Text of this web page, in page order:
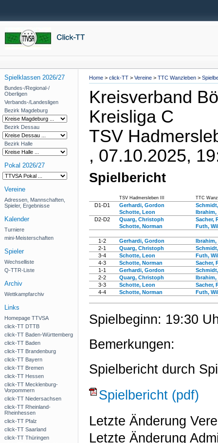
Home > click-TT > Vereine > TTC Wanzleben >
Spielklassen 2026/27
Bundes-/Regional-/
Oberligen
Verbands-/Landesligen
Bezirk Magdeburg
Bezirk Dessau
Bezirk Halle
Pokal 2026/27
Vereine
Adressen, Mannschaften,
Spieler, Ergebnisse
Kalender
Turniere
mini-Meisterschaften
Spieler
Wechselliste
Q-TTR-Liste
Archiv
Wettkampfarchiv
Links
Homepage TTVSA
click-TT DTTB
click-TT Baden-Württemberg
click-TT Baden
click-TT Brandenburg
click-TT Bayern
click-TT Bremen
click-TT Hessen
click-TT Mecklenburg-
Vorpommern
click-TT Niedersachsen
click-TT Rheinland-
Rheinhessen
click-TT Pfalz
click-TT Saarland
click-TT Thüringen
Kreisverband
Kreisliga C
TSV
, 07.10.2025,
Spielbericht
TSV Hadmersleben III TTC
D1-D1
Gerhardi, Gordon
Schotte, Leon
Ibrahim,
D2-D2
Quarg, Christoph
Schotte, Norman
Sacher,
Futh,
1-2 Gerhardi, Gordon
Ibrahim,
2-1
Quarg, Christoph
3-4
Schotte, Leon
Futh,
4-3
Schotte, Norman
Sacher,
1-1
Gerhardi, Gordon
2-2
Quarg, Christoph
Ibrahim,
3-3
Schotte, Leon
Sacher,
4-4
Schotte, Norman Futh,
Spielbeginn: 19:30
Bemerkungen:
Spielbericht durch
Spielbericht (pdf)
Letzte Änderung
Letzte Änderung